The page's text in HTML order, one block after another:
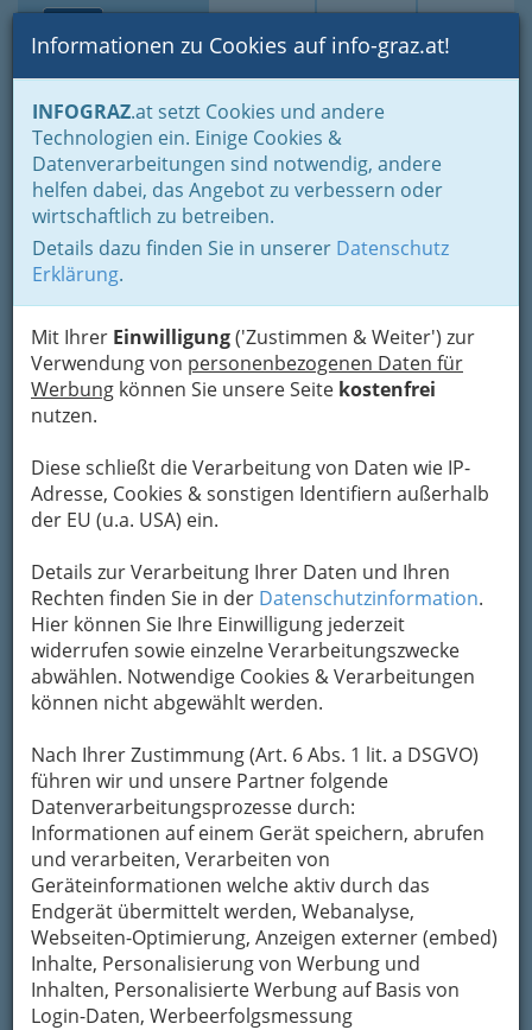
Suche Login Toggle
Informationen zu Cookies auf info-graz.at!
INFOGRAZ.at setzt Cookies und andere
Technologien ein. Einige Cookies &
Datenverarbeitungen sind notwendig, andere
helfen dabei, das Angebot zu verbessern oder
wirtschaftlich zu betreiben.
Details dazu finden Sie in unserer Datenschutz
Erklärung.
Mit Ihrer Einwilligung('Zustimmen & Weiter') zur
Verwendung von personenbezogenen Daten für
Werbung können Sie unsere Seite kostenfrei
nutzen.
Diese schließt die Verarbeitung von Daten wie IP-
Adresse, Cookies & sonstigen Identifiern außerhalb
der EU (u.a. USA) ein.
Details zur Verarbeitung Ihrer Daten und Ihren
Rechten finden Sie in der Datenschutzinformation.
Hier können Sie Ihre Einwilligung jederzeit
widerrufen sowie einzelne Verarbeitungszwecke
abwählen. Notwendige Cookies & Verarbeitungen
können nicht abgewählt werden.
Nach Ihrer Zustimmung (Art. 6 Abs. 1 lit. a DSGVO)
führen wir und unsere Partner folgende
Datenverarbeitungsprozesse durch:
Informationen auf einem Gerät speichern, abrufen
und verarbeiten, Verarbeiten von
Geräteinformationen welche aktiv durch das
Endgerät übermittelt werden, Webanalyse,
Webseiten-Optimierung, Anzeigen externer (embed)
Inhalte, Personalisierung von Werbung und
Inhalten, Personalisierte Werbung auf Basis von
Login-Daten, Werbeerfolgsmessung
Home Lebens-Guide Aus- & Weiterbildung
Medizinischer Masseur - medizinische Masseurin
Mareike Maier -
Heilmasseurin und
Gewerbliche Masseurin
Wilhelm-Kienzl-Gasse 29 Dachgeschoss, 8010
Graz
+43 664 410 56 79
Gutschein
Karte
Karte anzeigen
Kontaktaufnahme
Um die Info-Graz Firmenvor Spam-Mails zu
bewahren, verwenden wir an dieser Stelle zur
Übermittlung Ihrer Nachricht ein sicheres
Formular. Ihre Nachricht wird nach dem
Absenden umgehend per Mail an das
Unternehmen Mareike Maier - Heilmasseurin
und Gewerbliche Masseurin weitergeleitet.
Mein Name
Meine Email Adresse
Mein Betreff